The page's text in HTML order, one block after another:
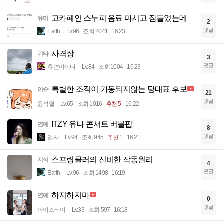
유머 고카페인 스누피 음료 마시고 잠들었는데
Earth Lv.96 조회 2041 16:23
2
댓글
기타 사격장
휴면아이디 Lv.84 조회 1004 16:23
3
댓글
이슈 특별한 조직이 가동되지않는 당대표 후보
윤석렬 Lv.65 조회 1016 추천 5 16:22
21
댓글
연예 ITZY 유나 콘서트 버블팝
입사 Lv.94 조회 945 추천 1 16:21
8
댓글
지식 스프링클러의 신비한 작동원리
Earth Lv.96 조회 1498 16:19
4
댓글
연예 하지하지마
아이스티이 Lv.33 조회 597 16:18
0
댓글